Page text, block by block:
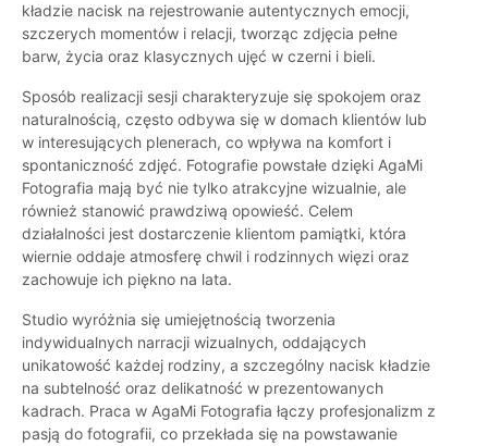
kładzie nacisk na rejestrowanie autentycznych emocji,
szczerych momentów i relacji, tworząc zdjęcia pełne
barw, życia oraz klasycznych ujęć w czerni i bieli.
Sposób realizacji sesji charakteryzuje się spokojem oraz
naturalnością, często odbywa się w domach klientów lub
w interesujących plenerach, co wpływa na komfort i
spontaniczność zdjęć. Fotografie powstałe dzięki AgaMi
Fotografia mają być nie tylko atrakcyjne wizualnie, ale
również stanowić prawdziwą opowieść. Celem
działalności jest dostarczenie klientom pamiątki, która
wiernie oddaje atmosferę chwil i rodzinnych więzi oraz
zachowuje ich piękno na lata.
Studio wyróżnia się umiejętnością tworzenia
indywidualnych narracji wizualnych, oddających
unikatowość każdej rodziny, a szczególny nacisk kładzie
na subtelność oraz delikatność w prezentowanych
kadrach. Praca w AgaMi Fotografia łączy profesjonalizm z
pasją do fotografii, co przekłada się na powstawanie